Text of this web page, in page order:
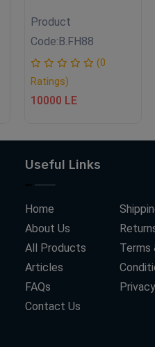
Product
Code:B.FH88
(0
Ratings)
10000 LE
Useful Links
Home
About Us
All Products
Articles
FAQs
Contact Us
Terms